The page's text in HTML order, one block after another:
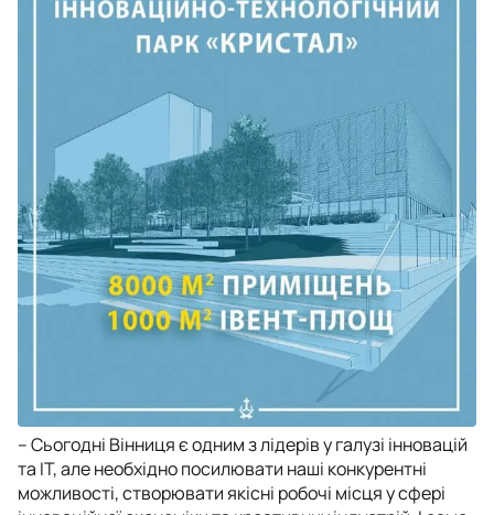
– Сьогодні Вінниця є одним з лідерів у галузі інновацій
та ІТ, але необхідно посилювати наші конкурентні
можливості, створювати якісні робочі місця у сфері